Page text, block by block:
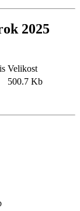
2025
Velikost
500.7 Kb